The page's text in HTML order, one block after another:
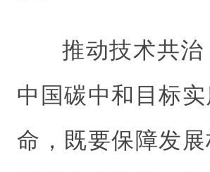
推动技术共
中国碳中和目标
命，既要保障发